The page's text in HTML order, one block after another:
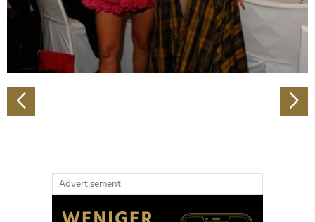
analysieren. Außerdem geben wir Informationen zu Ihrer
Verwendung unserer Website an unsere Partner für
soziale Medien, Werbung und Analysen weiter. Unsere
Partner führen diese Informationen möglicherweise mit
haben oder die sie im Rahmen Ihrer Nutzung der Dienste
gesammelt haben.
Advertisement